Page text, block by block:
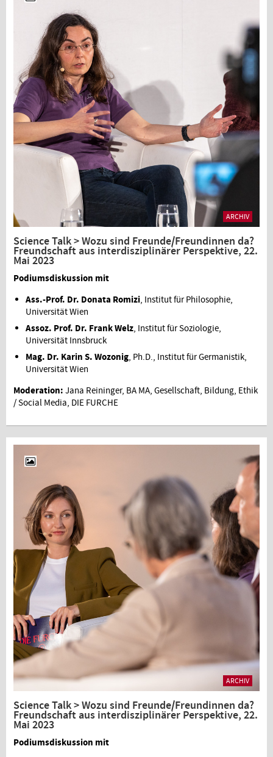
ARCHIV
Science Talk > Wozu sind Freunde/Freundinnen da?
Freundschaft aus interdisziplinärer Perspektive, 22.
Mai 2023
Podiumsdiskussion mit
Ass.-Prof. Dr. Donata Romizi, Institut für Philosophie,
Universität Wien
Assoz. Prof. Dr. Frank Welz, Institut für Soziologie,
Universität Innsbruck
Mag. Dr. Karin S. Wozonig, Ph.D., Institut für Germanistik,
Universität Wien
Moderation: Jana Reininger, BA MA, Gesellschaft, Bildung, Ethik
/ Social Media, DIE FURCHE
ARCHIV
Science Talk > Wozu sind Freunde/Freundinnen da?
Freundschaft aus interdisziplinärer Perspektive, 22.
Mai 2023
Podiumsdiskussion mit